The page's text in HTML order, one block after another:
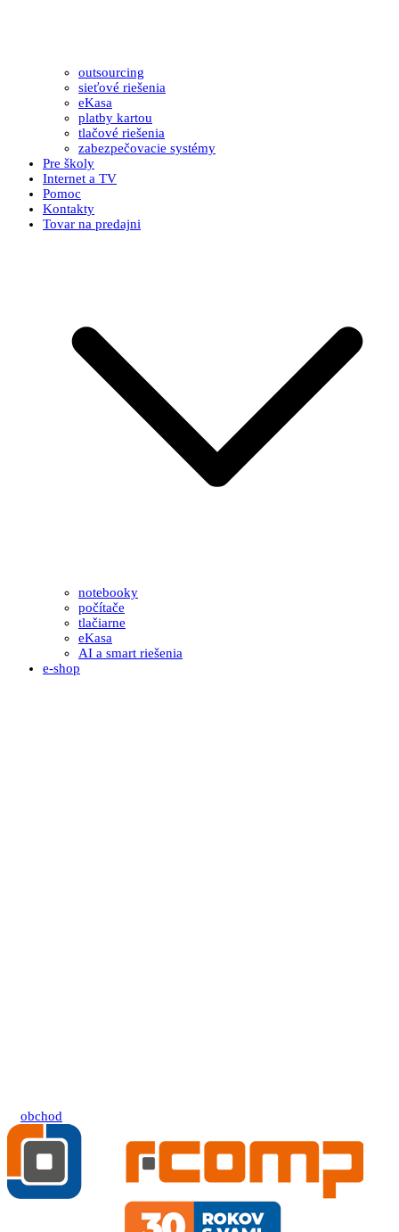
outsourcing
sieťové riešenia
eKasa
platby kartou
tlačové riešenia
zabezpečovacie systémy
Pre školy
Internet a TV
Pomoc
Kontakty
Tovar na predajni
notebooky
počítače
tlačiarne
eKasa
AI a smart riešenia
e-shop
obchod